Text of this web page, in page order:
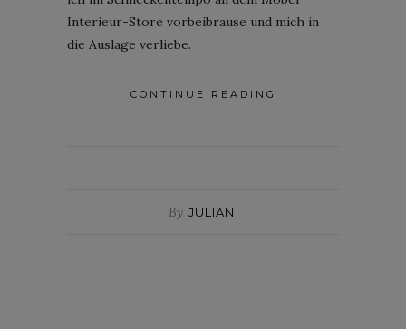
Interieur-Store vorbeibrause und mich in
die Auslage verliebe.
CONTINUE READING
By JULIAN